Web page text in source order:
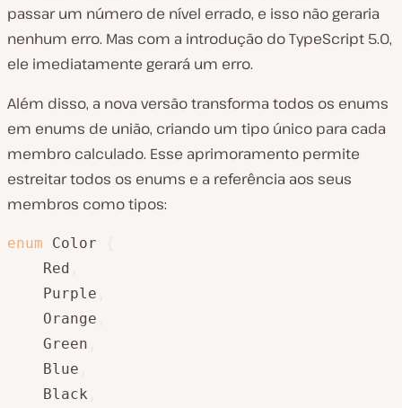
passar um número de nível errado, e isso não geraria
nenhum erro. Mas com a introdução do TypeScript 5.0,
ele imediatamente gerará um erro.
Além disso, a nova versão transforma todos os enums
em enums de união, criando um tipo único para cada
membro calculado. Esse aprimoramento permite
estreitar todos os enums e a referência aos seus
membros como tipos:
enum Color
    Red
    Purple
    Orange
    Green
    Blue
    Black